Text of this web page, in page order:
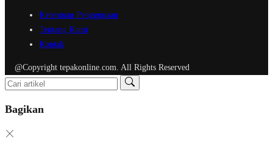
Ketentuan Penggunaan
Tentang Kami
Kontak
@Copyright tepakonline.com. All Rights Reserved
Bagikan